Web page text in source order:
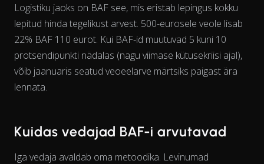
View as data table, Chart
Logistiku jaoks on BAF see, mis eristab lepingus kokku
lepitud hinda tegelikust arvest. 500-eurosele veole lisab
22% BAF 110 eurot. Kui BAF-id muutuvad 5 kuni 10
protsendipunkti nädalas (nagu viimase kütusekriisi ajal),
võib jaanuaris seatud veoeelarve märtsiks paigast ära
lennata.
Kuidas vedajad BAF-i arvutavad
Iga vedaja avaldab oma metoodika. Levinumad